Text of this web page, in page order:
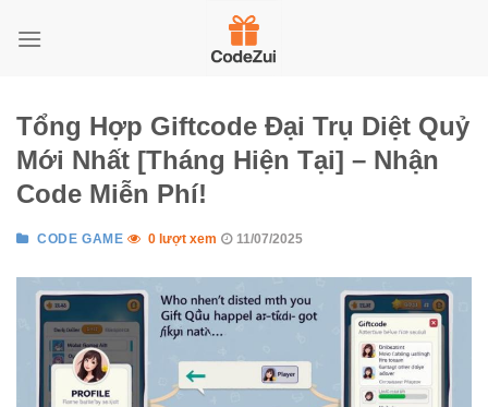
Tổng Hợp Giftcode Đại Trụ Diệt Quỷ
Mới Nhất [Tháng Hiện Tại] – Nhận
Code Miễn Phí!
CODE GAME 0 lượt xem 11/07/2025